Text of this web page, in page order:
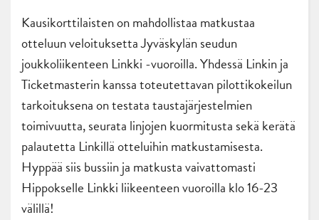
Kausikorttilaisten on mahdollistaa matkustaa
otteluun veloituksetta Jyväskylän seudun
joukkoliikenteen Linkki -vuoroilla. Yhdessä Linkin ja
Ticketmasterin kanssa toteutettavan pilottikokeilun
tarkoituksena on testata taustajärjestelmien
toimivuutta, seurata linjojen kuormitusta sekä kerätä
palautetta Linkillä otteluihin matkustamisesta.
Hyppää siis bussiin ja matkusta vaivattomasti
Hippokselle Linkki liikeenteen vuoroilla klo 16-23
välillä!